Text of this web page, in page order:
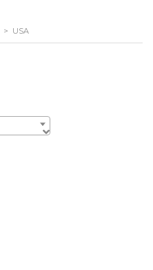
> USA